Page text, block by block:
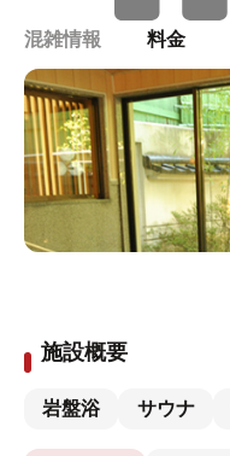
混雑情報 料金
施設概要
岩盤浴 サウナ